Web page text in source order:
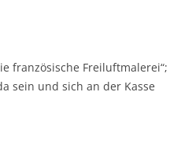
französische Freiluftmalerei“;
sein und sich an der Kasse